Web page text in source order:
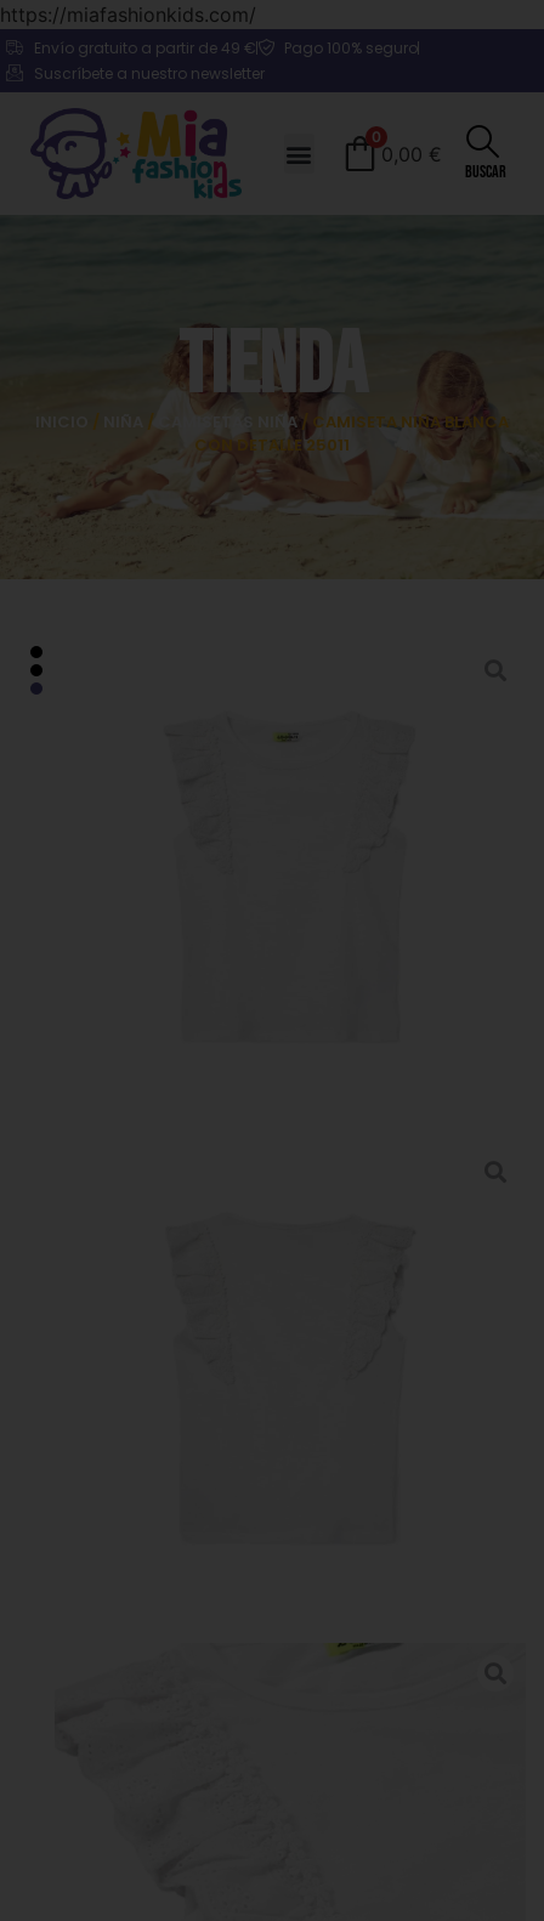
https://miafashionkids.com/
Envío gratuito a partir de 49 €
Pago 100% seguro
Suscríbete a nuestro newsletter
0
0,00 €
Buscar
Tienda
/ / CAMISETAS NIÑA/ CAMISETA NIÑA BLANCA
CON DETALLE 25011